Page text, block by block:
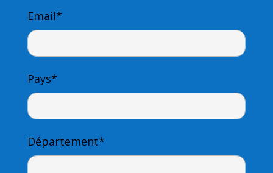
Email*
Pays*
Département*